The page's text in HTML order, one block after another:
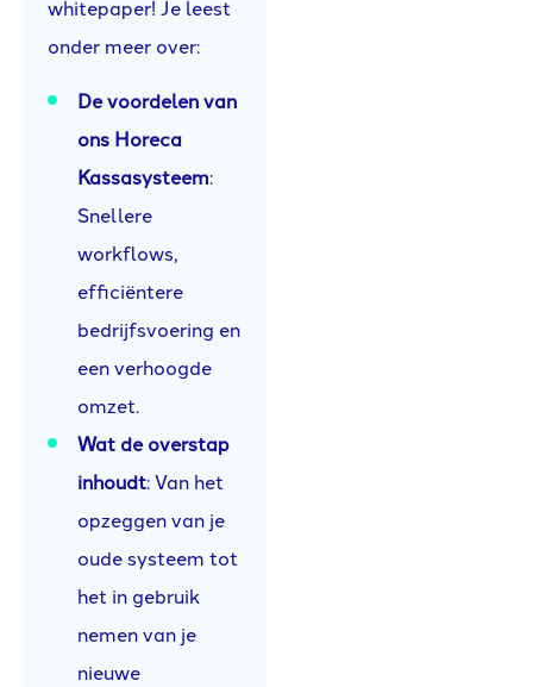
whitepaper! Je leest
onder meer over:
De voordelen van
ons Horeca
Kassasysteem:
Snellere
workflows,
efficiëntere
bedrijfsvoering en
een verhoogde
omzet.
Wat de overstap
inhoudt: Van het
opzeggen van je
oude systeem tot
het in gebruik
nemen van je
nieuwe